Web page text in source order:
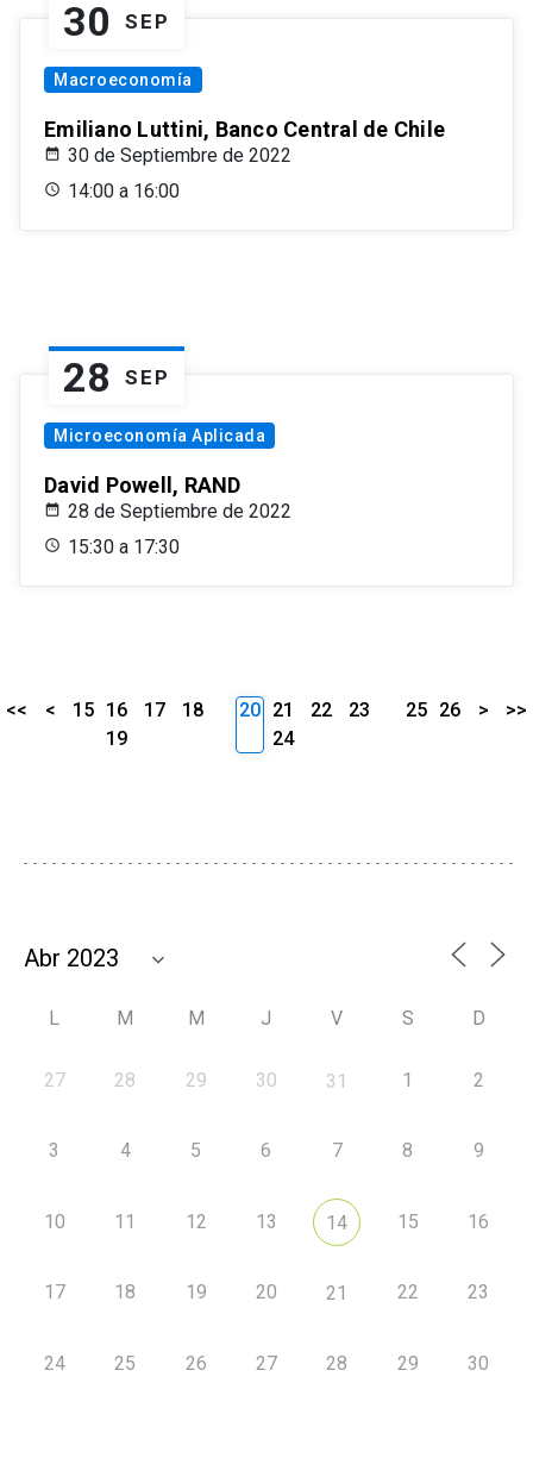
30 SEP
Macroeconomía
Emiliano Luttini, Banco Central de Chile
30 de Septiembre de 2022
14:00 a 16:00
28 SEP
Microeconomía Aplicada
David Powell, RAND
28 de Septiembre de 2022
15:30 a 17:30
<< < 15 16 17
18
19
20 21 22
23
24
25 26 > >>
L M M J V S D
27 28 29 30 31 1 2
3 4 5 6 7 8 9
10 11 12 13 14 15 16
17 18 19 20 21 22 23
24 25 26 27 28 29 30